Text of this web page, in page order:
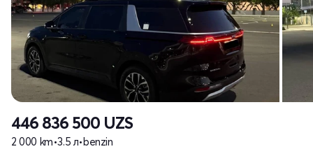
446 836 500 UZS
2 000 km•3.5 л•benzin